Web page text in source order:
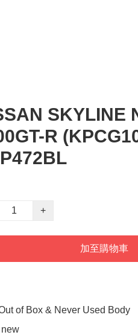
SKYLINE
R
+
加至購物車
of Box & Never Used Body